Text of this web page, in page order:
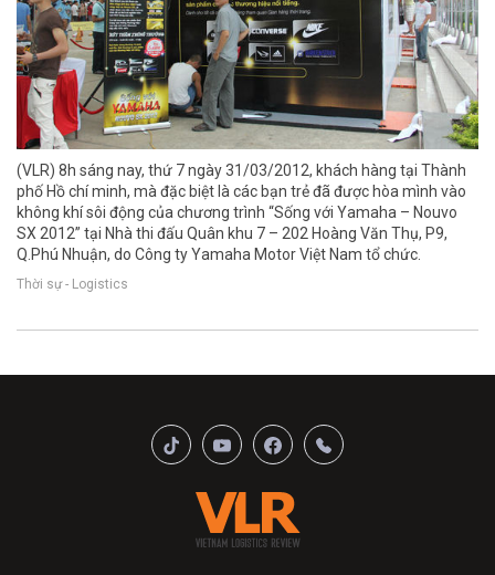
(VLR) 8h sáng nay, thứ 7 ngày 31/03/2012, khách hàng tại Thành
phố Hồ chí minh, mà đặc biệt là các bạn trẻ đã được hòa mình vào
không khí sôi động của chương trình “Sống với Yamaha – Nouvo
SX 2012” tại Nhà thi đấu Quân khu 7 – 202 Hoàng Văn Thụ, P9,
Q.Phú Nhuận, do Công ty Yamaha Motor Việt Nam tổ chức.
Thời sự - Logistics